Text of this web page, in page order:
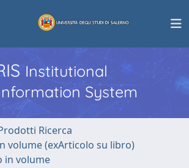
Institutional
System
Ricerca
volume (exArticolo su libro)
in volume